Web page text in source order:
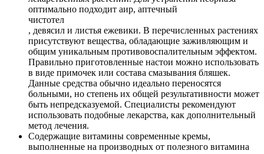
оптимально подходит аир, аптечный
чистотел
, девясил и листья ежевики. В перечисленных растениях
присутствуют вещества, обладающие заживляющим и
общим уникальным противовоспалительным эффектом.
Правильно приготовленные настои можно использовать
в виде примочек или состава смазывания бляшек.
Данные средства обычно идеально переносятся
больными, но степень их общей результативности может
быть непредсказуемой. Специалисты рекомендуют
использовать подобные лекарства, как дополнительный
метод лечения.
Содержащие витамины современные кремы,
выполненные на производных от полезного витамина